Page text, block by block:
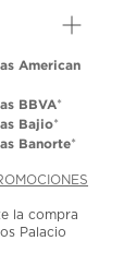
American
BBVA*
Bajio*
Banorte*
la compra
Palacio